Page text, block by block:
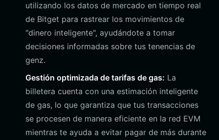
utilizando los datos de mercado en tiempo real
de Bitget para rastrear los movimientos de
"dinero inteligente", ayudándote a tomar
decisiones informadas sobre tus tenencias de
genz.
Gestión optimizada de tarifas de gas: La
billetera cuenta con una estimación inteligente
de gas, lo que garantiza que tus transacciones
se procesen de manera eficiente en la red EVM
mientras te ayuda a evitar pagar de más durante